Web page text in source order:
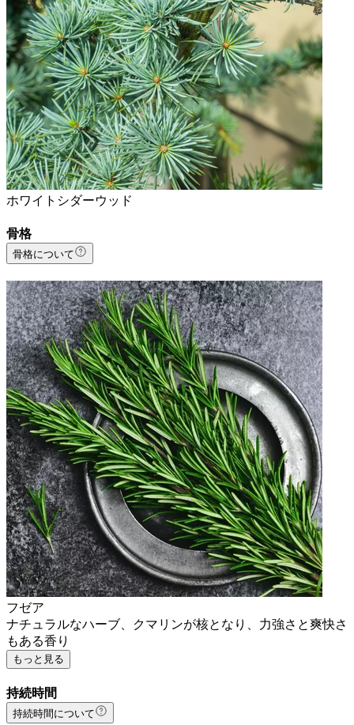
ホワイトシダーウッド
骨格
骨格について
フゼア
ナチュラルなハーブ、クマリンが核となり、力強さと爽快さ
もある香り
もっと見る
持続時間
持続時間について